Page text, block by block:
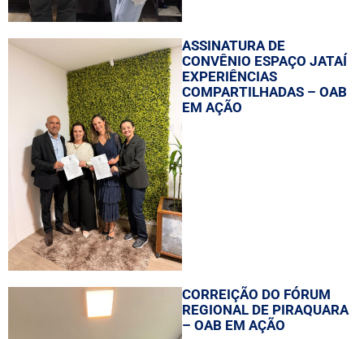
ASSINATURA DE
CONVÊNIO ESPAÇO JATAÍ
EXPERIÊNCIAS
COMPARTILHADAS – OAB
EM AÇÃO
CORREIÇÃO DO FÓRUM
REGIONAL DE PIRAQUARA
– OAB EM AÇÃO